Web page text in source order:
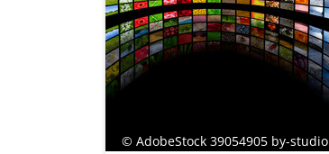
© AdobeStock 39054905 by-studio